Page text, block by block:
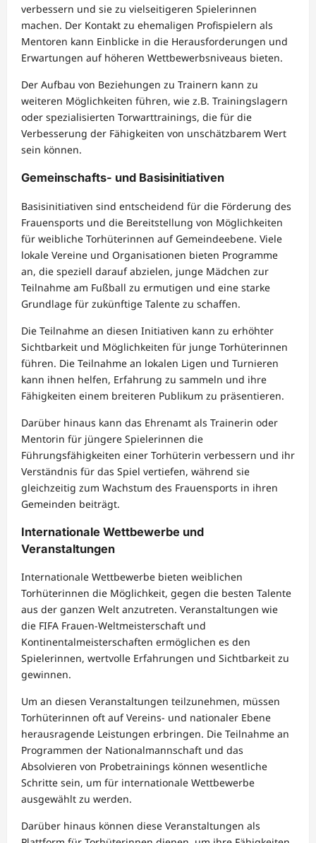
verbessern und sie zu vielseitigeren Spielerinnen
machen. Der Kontakt zu ehemaligen Profispielern als
Mentoren kann Einblicke in die Herausforderungen und
Erwartungen auf höheren Wettbewerbsniveaus bieten.
Der Aufbau von Beziehungen zu Trainern kann zu
weiteren Möglichkeiten führen, wie z.B. Trainingslagern
oder spezialisierten Torwarttrainings, die für die
Verbesserung der Fähigkeiten von unschätzbarem Wert
sein können.
Gemeinschafts- und Basisinitiativen
Basisinitiativen sind entscheidend für die Förderung des
Frauensports und die Bereitstellung von Möglichkeiten
für weibliche Torhüterinnen auf Gemeindeebene. Viele
lokale Vereine und Organisationen bieten Programme
an, die speziell darauf abzielen, junge Mädchen zur
Teilnahme am Fußball zu ermutigen und eine starke
Grundlage für zukünftige Talente zu schaffen.
Die Teilnahme an diesen Initiativen kann zu erhöhter
Sichtbarkeit und Möglichkeiten für junge Torhüterinnen
führen. Die Teilnahme an lokalen Ligen und Turnieren
kann ihnen helfen, Erfahrung zu sammeln und ihre
Fähigkeiten einem breiteren Publikum zu präsentieren.
Darüber hinaus kann das Ehrenamt als Trainerin oder
Mentorin für jüngere Spielerinnen die
Führungsfähigkeiten einer Torhüterin verbessern und ihr
Verständnis für das Spiel vertiefen, während sie
gleichzeitig zum Wachstum des Frauensports in ihren
Gemeinden beiträgt.
Internationale Wettbewerbe und
Veranstaltungen
Internationale Wettbewerbe bieten weiblichen
Torhüterinnen die Möglichkeit, gegen die besten Talente
aus der ganzen Welt anzutreten. Veranstaltungen wie
die FIFA Frauen-Weltmeisterschaft und
Kontinentalmeisterschaften ermöglichen es den
Spielerinnen, wertvolle Erfahrungen und Sichtbarkeit zu
gewinnen.
Um an diesen Veranstaltungen teilzunehmen, müssen
Torhüterinnen oft auf Vereins- und nationaler Ebene
herausragende Leistungen erbringen. Die Teilnahme an
Programmen der Nationalmannschaft und das
Absolvieren von Probetrainings können wesentliche
Schritte sein, um für internationale Wettbewerbe
ausgewählt zu werden.
Darüber hinaus können diese Veranstaltungen als